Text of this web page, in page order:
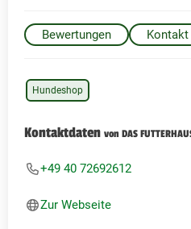
Bewertungen Kontakt
Hundeshop
Kontaktdaten von DAS
+49 40 72692612
Zur Webseite